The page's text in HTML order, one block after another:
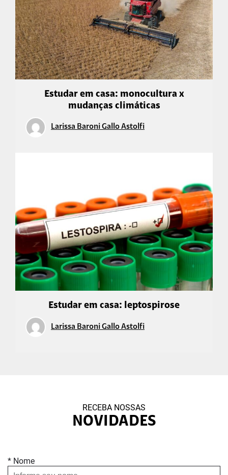
Estudar em casa: monocultura x
mudanças climáticas
Larissa Baroni Gallo Astolfi
Estudar em casa: leptospirose
Larissa Baroni Gallo Astolfi
RECEBA NOSSAS
NOVIDADES
* Nome